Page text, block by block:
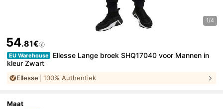
1/4
54.81€
EU Warehouse
Ellesse Lange broek SHQ17040 voor Mannen in
kleur Zwart
Ellesse 100% Authentiek
Maat